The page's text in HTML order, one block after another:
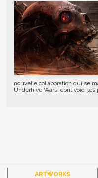
nouvelle collaboration qui se
Underhive Wars, dont voici les
ARTWORKS